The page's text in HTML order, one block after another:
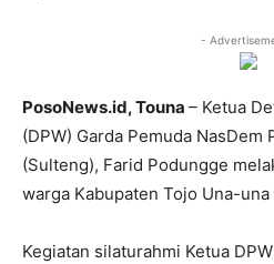
-
PosoNews.id, Touna – Ketua
(DPW) Garda Pemuda
(Sulteng), Farid Podungge
warga Kabupaten Tojo Una-una
Kegiatan silaturahmi Ketua